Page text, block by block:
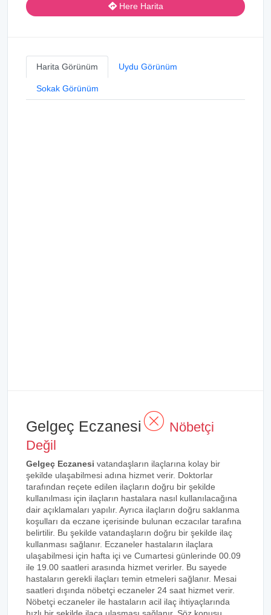
Here Harita
Harita Görünüm Uydu Görünüm
Sokak Görünüm
Gelgeç Eczanesi
Nöbetçi
Değil
Gelgeç Eczanesi vatandaşların ilaçlarına kolay bir
şekilde ulaşabilmesi adına hizmet verir. Doktorlar
tarafından reçete edilen ilaçların doğru bir şekilde
kullanılması için ilaçların hastalara nasıl kullanılacağına
dair açıklamaları yapılır. Ayrıca ilaçların doğru saklanma
koşulları da eczane içerisinde bulunan eczacılar tarafına
belirtilir. Bu şekilde vatandaşların doğru bir şekilde ilaç
kullanması sağlanır. Eczaneler hastaların ilaçlara
ulaşabilmesi için hafta içi ve Cumartesi günlerinde 00.09
ile 19.00 saatleri arasında hizmet verirler. Bu sayede
hastaların gerekli ilaçları temin etmeleri sağlanır. Mesai
saatleri dışında nöbetçi eczaneler 24 saat hizmet verir.
Nöbetçi eczaneler ile hastaların acil ilaç ihtiyaçlarında